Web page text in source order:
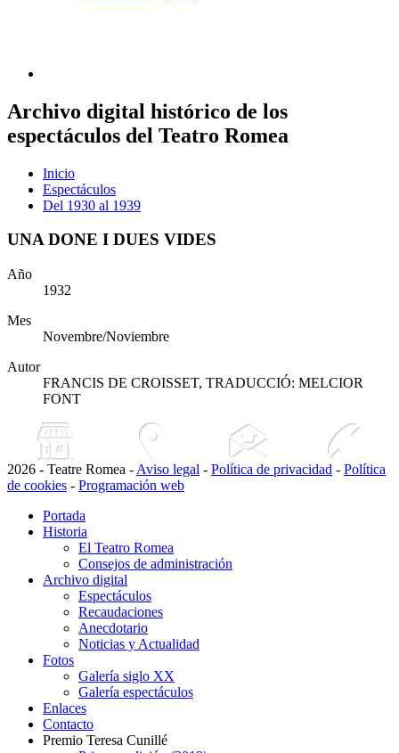
Archivo digital histórico de los
espectáculos del Teatro Romea
Inicio
Espectáculos
Del 1930 al 1939
UNA DONE I DUES VIDES
Año
1932
Mes
Novembre/Noviembre
Autor
FRANCIS DE CROISSET, TRADUCCIÓ: MELCIOR
FONT
2026 - Teatre Romea - Aviso legal - Política de privacidad - Política
de cookies - Programación web
Portada
Historia
El Teatro Romea
Consejos de administración
Archivo digital
Espectáculos
Recaudaciones
Anecdotario
Noticias y Actualidad
Fotos
Galería siglo XX
Galería espectáculos
Enlaces
Contacto
Premio Teresa Cunillé